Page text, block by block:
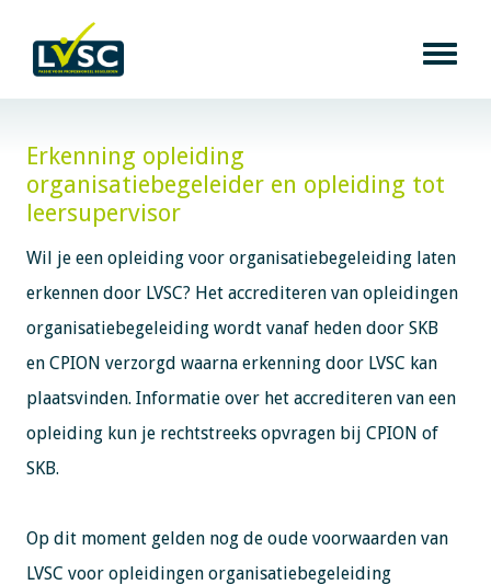
Erkenning opleiding
organisatiebegeleider en opleiding tot
leersupervisor
Wil je een opleiding voor organisatiebegeleiding laten
erkennen door LVSC? Het accrediteren van opleidingen
organisatiebegeleiding wordt vanaf heden door SKB
en CPION verzorgd waarna erkenning door LVSC kan
plaatsvinden. Informatie over het accrediteren van een
opleiding kun je rechtstreeks opvragen bij CPION of
SKB.
Op dit moment gelden nog de oude voorwaarden van
LVSC voor opleidingen organisatiebegeleiding